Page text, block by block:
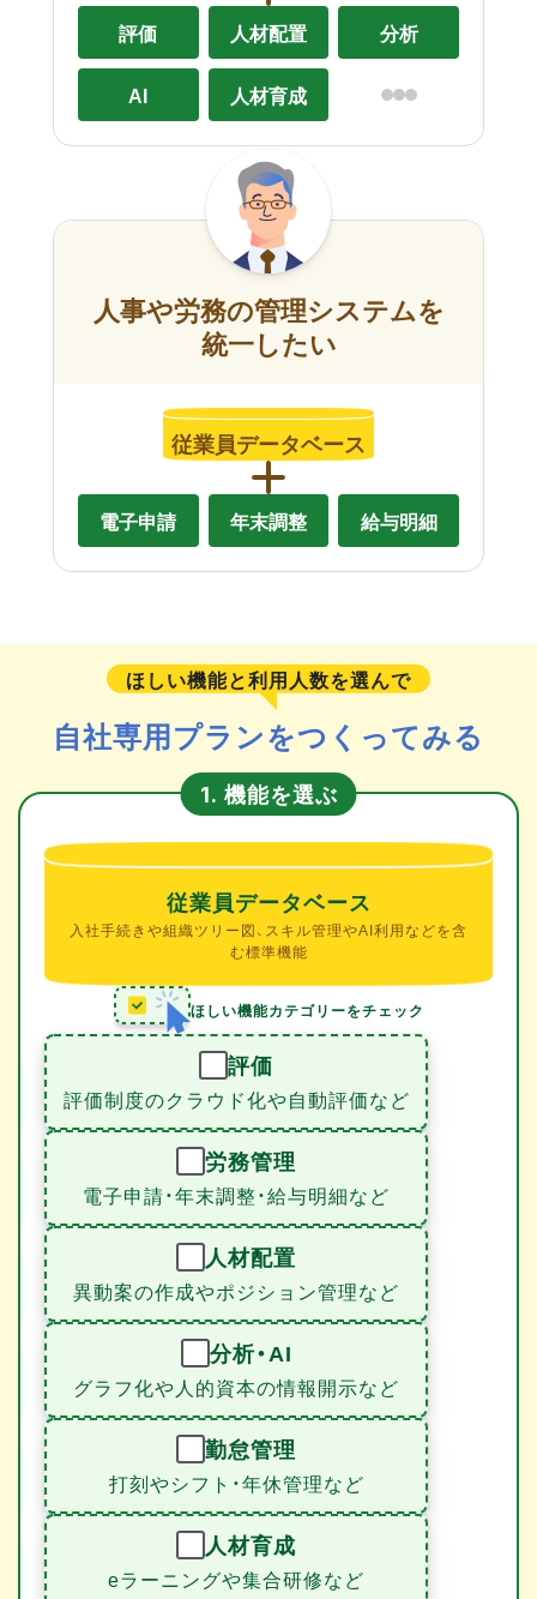
評価 人材配置 分析
AI 人材育成
人事や労務の管理システムを
統一したい
従業員データベース
電子申請 年末調整 給与明細
ほしい機能と利用人数を選んで
自社専用プランをつくってみる
1. 機能を選ぶ
従業員データベース
入社手続きや組織ツリー図、スキル管理やAI利用などを含
む標準機能
ほしい機能カテゴリーをチェック
評価
評価制度のクラウド化や自動評価など
労務管理
電子申請・年末調整・給与明細など
人材配置
異動案の作成やポジション管理など
分析・AI
グラフ化や人的資本の情報開示など
勤怠管理
打刻やシフト・年休管理など
人材育成
eラーニングや集合研修など